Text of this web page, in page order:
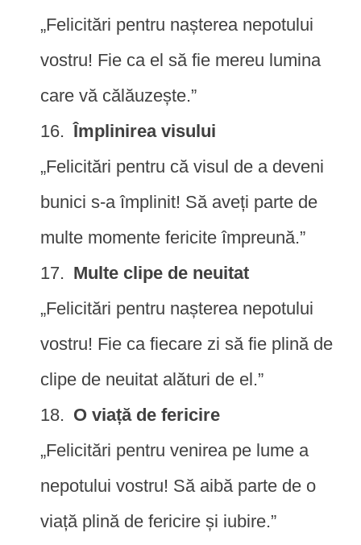
„Felicitări pentru nașterea nepotului
vostru! Fie ca el să fie mereu lumina
care vă călăuzește.”
Împlinirea visului
„Felicitări pentru că visul de a deveni
bunici s-a împlinit! Să aveți parte de
multe momente fericite împreună.”
Multe clipe de neuitat
„Felicitări pentru nașterea nepotului
vostru! Fie ca fiecare zi să fie plină de
clipe de neuitat alături de el.”
O viață de fericire
„Felicitări pentru venirea pe lume a
nepotului vostru! Să aibă parte de o
viață plină de fericire și iubire.”